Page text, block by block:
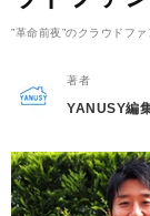
”革命前夜”のクラウドフ
著者
YANUSY編